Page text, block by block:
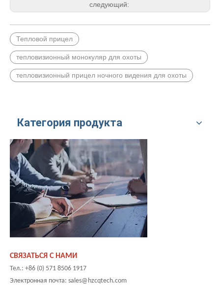
следующий:
Тепловой прицел
тепловизионный монокуляр для охоты
тепловизионный прицел ночного видения для охоты
Категория продукта
СВЯЗАТЬСЯ С НАМИ
Тел.: +86 (0) 571 8506 1917
Электронная почта: sales@hzcqtech.com